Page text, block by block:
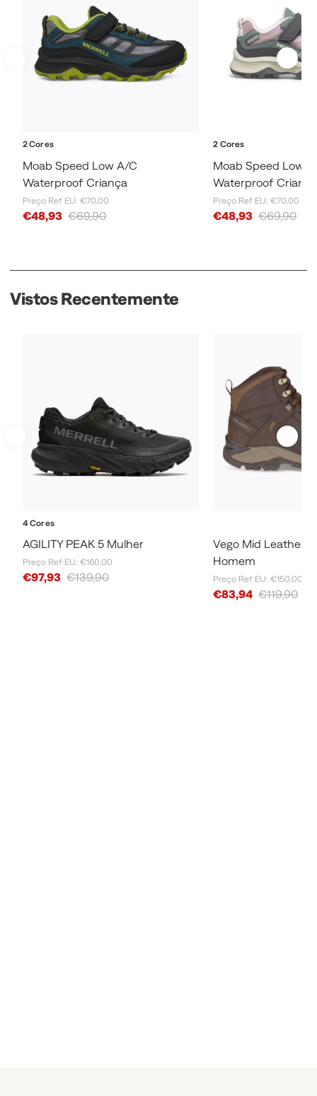
2 Cores
Moab Speed Low A/C
Waterproof Criança
Preço Ref EU: €70,00
Sale Price
€48,93 €69,90
2 Cores
Moab Speed Low
Waterproof
Preço Ref EU: €70,00
Sale Price
€48,93 €69,90
Vistos Recentemente
4 Cores
AGILITY PEAK 5 Mulher
Preço Ref EU: €160,00
Sale Price
€97,93 €139,90
Vego Mid Leather
Homem
Preço Ref EU: €150,00
Sale Price
€83,94 €119,90